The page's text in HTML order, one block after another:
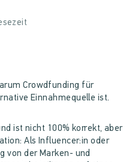
Crowdfunding für
Einnahmequelle ist.
ist nicht 100% korrekt, aber
Als Influencer:in oder
von der Marken- und